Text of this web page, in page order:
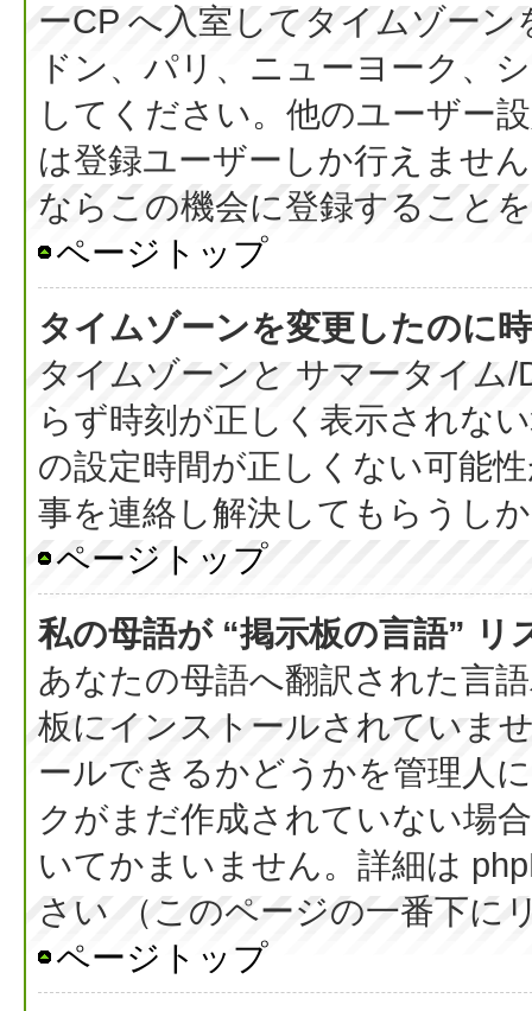
ーCP へ入室してタイムゾー
ドン、パリ、ニューヨーク、
してください。他のユーザー
は登録ユーザーしか行えませ
ならこの機会に登録すること
ページトップ
タイムゾーンを変更したのに
タイムゾーンと サマータイム
らず時刻が正しく表示されな
の設定時間が正しくない可能
事を連絡し解決してもらうし
ページトップ
私の母語が “掲示板の言語” リ
あなたの母語へ翻訳された言
板にインストールされていま
ールできるかどうかを管理人
クがまだ作成されていない場
いてかまいません。詳細は
さい （このページの一番下に
ページトップ